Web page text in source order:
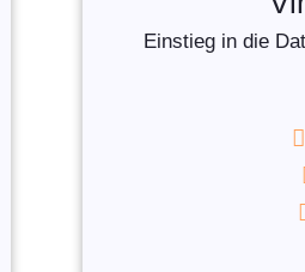
Einstieg in die